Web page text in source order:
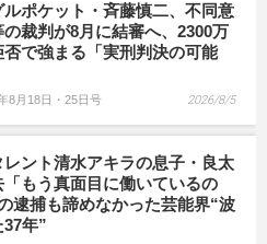
ルポケット・斉藤慎二、不同意
裁判が8月に結審へ、2300万
否で強まる「実刑判決の可能
8月18日・25日号 2026/8/5
レント清水アキラの息子・良太
「もう真面目に働いているの
逮捕も諦めなかった芸能界“波
年”